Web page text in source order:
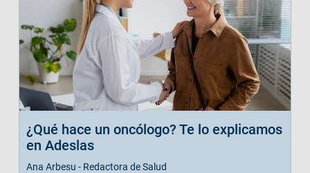
¿Qué hace un oncólogo? Te lo explicamos
en Adeslas
Ana Arbesu - Redactora de Salud